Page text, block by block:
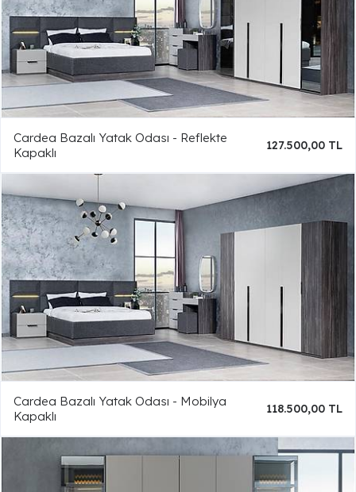
Cardea Bazalı Yatak Odası - Reflekte
Kapaklı
127.500,00 TL
Cardea Bazalı Yatak Odası - Mobilya
Kapaklı
118.500,00 TL